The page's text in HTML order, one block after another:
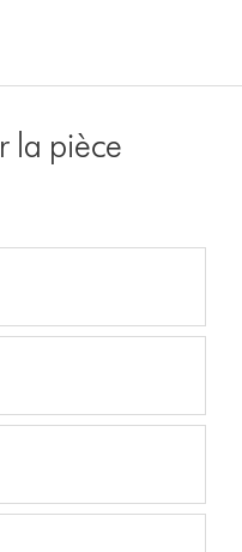
la pièce